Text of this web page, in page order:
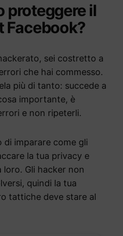
proteggere il
Facebook?
sei costretto a
che hai commesso.
più di tanto: succede a
importante, è
e non ripeterli.
di imparare come gli
la tua privacy e
Gli hacker non
quindi la tua
tattiche deve stare al